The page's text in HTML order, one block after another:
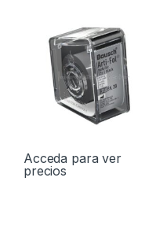
Acceda para ver
precios